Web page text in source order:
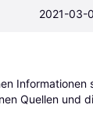
2021-03-
Informationen
Quellen und